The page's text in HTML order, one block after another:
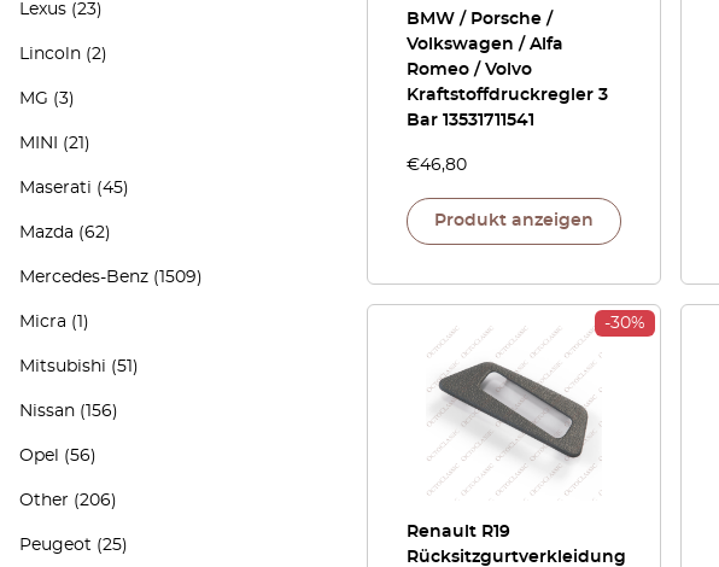
Lexus (23)
Lincoln (2)
MG (3)
MINI (21)
Maserati (45)
Mazda (62)
Mercedes-Benz (1509)
Micra (1)
Mitsubishi (51)
Nissan (156)
Opel (56)
Other (206)
Peugeot (25)
BMW / Porsche /
Volkswagen / Alfa
Romeo / Volvo
Kraftstoffdruckregler 3
Bar 13531711541
€46,80
Produkt anzeigen
-30%
Renault R19
Rücksitzgurtverkleidung